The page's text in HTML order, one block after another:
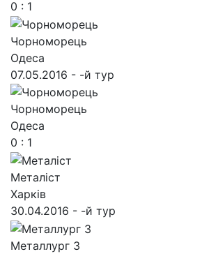
0 : 1
Чорноморець
Одеса
07.05.2016 - -й тур
Чорноморець
Одеса
0 : 1
Металіст
Харків
30.04.2016 - -й тур
Металлург З